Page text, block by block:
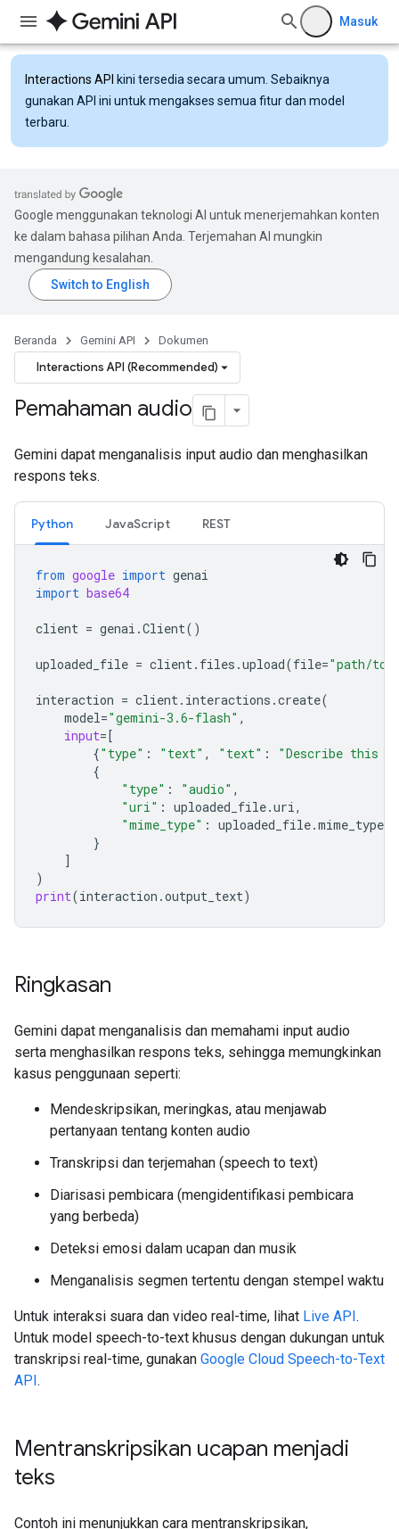
Masuk
Interactions API kini tersedia secara umum. Sebaiknya
gunakan API ini untuk mengakses semua fitur dan model
terbaru.
Google menggunakan teknologi AI untuk menerjemahkan konten
ke dalam bahasa pilihan Anda. Terjemahan AI mungkin
mengandung kesalahan.
Beranda Gemini API Dokumen
Interactions API (Recommended)
Pemahaman audio
Gemini dapat menganalisis input audio dan menghasilkan
respons teks.
Python JavaScript REST
from google import genai
import base64
client = genai .Client()
uploaded_file = client. files .upload(file="path/to/
interaction = client. interactions .create(
model="gemini-3.6-flash" ,
input=[
{"type" : "text" , "text" :
"Describe this
{
"type" : "audio" ,
"uri" : uploaded_file.uri,
"mime_type" : uploaded_file.mime_type
}
]
)
print(interaction .output_text)
Ringkasan
Gemini dapat menganalisis dan memahami input audio
serta menghasilkan respons teks, sehingga memungkinkan
kasus penggunaan seperti:
Mendeskripsikan, meringkas, atau menjawab
pertanyaan tentang konten audio
Transkripsi dan terjemahan (speech to text)
Diarisasi pembicara (mengidentifikasi pembicara
yang berbeda)
Deteksi emosi dalam ucapan dan musik
Menganalisis segmen tertentu dengan stempel waktu
Untuk interaksi suara dan video real-time, lihat Live API.
Untuk model speech-to-text khusus dengan dukungan untuk
transkripsi real-time, gunakan Google Cloud Speech-to-Text
API.
Mentranskripsikan ucapan menjadi
teks
Contoh ini menunjukkan cara mentranskripsikan,